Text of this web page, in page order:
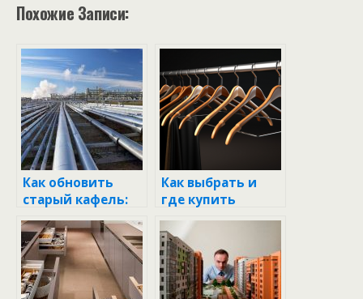
Похожие Записи:
Как обновить
старый кафель:
эффективные
способы и советы
Как выбрать и
где купить
вешалки: советы
профессионалов